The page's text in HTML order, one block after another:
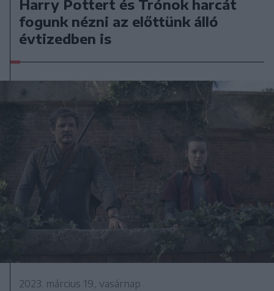
Harry Pottert és Trónok harcát
fogunk nézni az előttünk álló
évtizedben is
2023. március 19., vasárnap